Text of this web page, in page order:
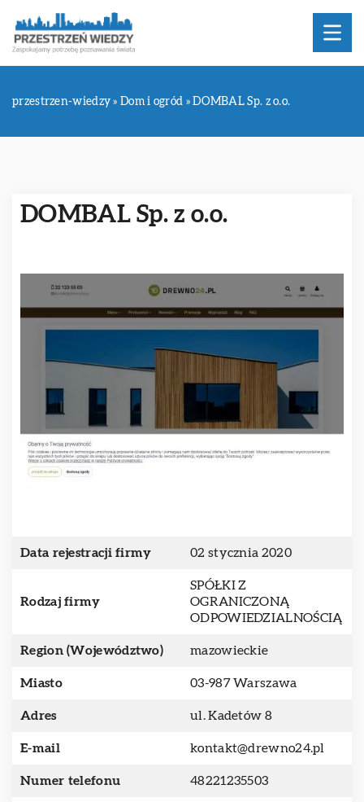
przestrzen-wiedzy »Dom i ogród »DOMBAL Sp. z o.o.
DOMBAL Sp. z o.o.
Data rejestracji firmy 02 stycznia 2020
Rodzaj firmy
SPÓŁKI Z
OGRANICZONĄ
ODPOWIEDZIALNOŚCIĄ
Region (Województwo) mazowieckie
Miasto 03-987 Warszawa
Adres ul. Kadetów 8
E-mail kontakt@drewno24.pl
Numer telefonu 48221235503